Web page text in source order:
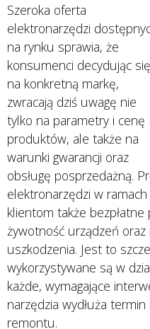
Szeroka oferta
elektronarzędzi
na rynku sprawia, że
konsumenci decydując się
na konkretną markę,
zwracają dziś uwagę nie
tylko na parametry i cenę
produktów, ale także na
warunki gwarancji oraz
obsługę posprzedażną.
elektronarzędzi w
klientom także bezpłatne
żywotność urządzeń oraz
uszkodzenia. Jest to
wykorzystywane są w
każde, wymagające
narzędzia wydłuża
remontu.